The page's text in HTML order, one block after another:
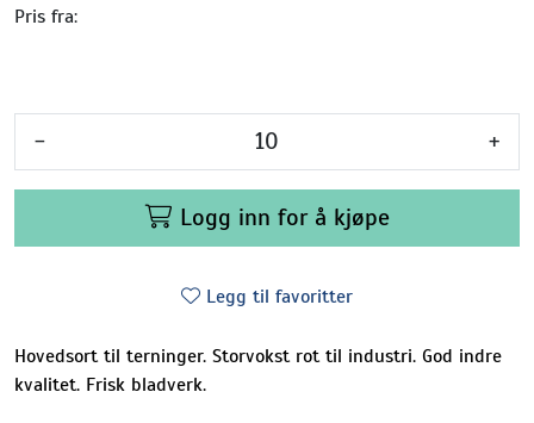
Pris fra:
- +
Logg inn for å kjøpe
Legg til favoritter
Hovedsort til terninger. Storvokst rot til industri. God indre
kvalitet. Frisk bladverk.